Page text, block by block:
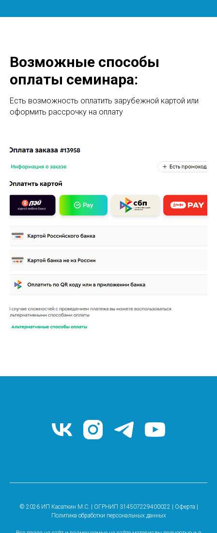
Возможные способы
оплаты семинара:
Есть возможность оплатить зарубежной картой или
оформить рассрочку на оплату
© 2026 ИП Касаткин М.С. | ОГРНИП 314507229400022 | Оферта |
Политика обработки персональных данных